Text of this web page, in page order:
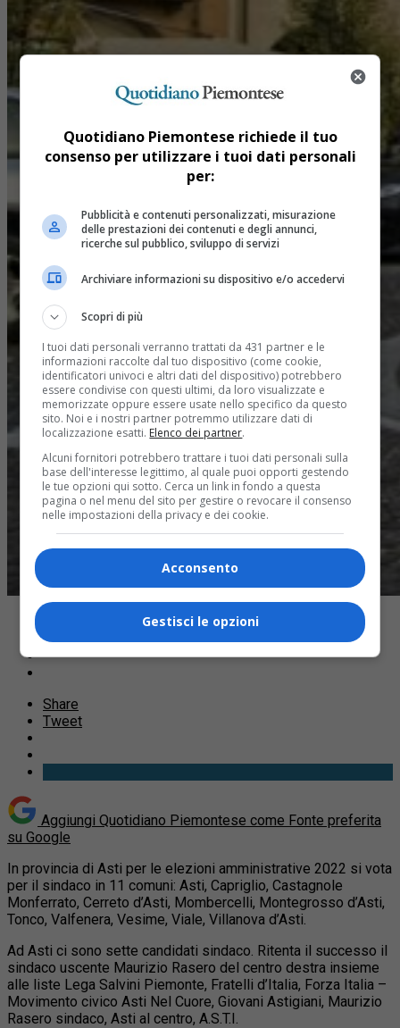
Share
Tweet
Aggiungi Quotidiano Piemontese come Fonte preferita
su Google
In provincia di Asti per le elezioni amministrative 2022 si vota
per il sindaco in 11 comuni: Asti, Capriglio, Castagnole
Monferrato, Cerreto d’Asti, Mombercelli, Montegrosso d’Asti,
Tonco, Valfenera, Vesime, Viale, Villanova d’Asti.
Ad Asti ci sono sette candidati sindaco. Ritenta il successo il
sindaco uscente Maurizio Rasero del centro destra insieme
alle liste Lega Salvini Piemonte, Fratelli d’Italia, Forza Italia –
Movimento civico Asti Nel Cuore, Giovani Astigiani, Maurizio
Rasero sindaco, Asti al centro, A.S.T.I.
Quotidiano Piemontese richiede il tuo
consenso per utilizzare i tuoi dati personali
per:
Pubblicità e contenuti personalizzati, misurazione
delle prestazioni dei contenuti e degli annunci,
ricerche sul pubblico, sviluppo di servizi
Archiviare informazioni su dispositivo e/o accedervi
Scopri di più
I tuoi dati personali verranno trattati da 431 partner e le
informazioni raccolte dal tuo dispositivo (come cookie,
identificatori univoci e altri dati del dispositivo) potrebbero
essere condivise con questi ultimi, da loro visualizzate e
memorizzate oppure essere usate nello specifico da questo
sito. Noi e i nostri partner potremmo utilizzare dati di
localizzazione esatti. Elenco dei partner.
Alcuni fornitori potrebbero trattare i tuoi dati personali sulla
base dell'interesse legittimo, al quale puoi opporti gestendo
le tue opzioni qui sotto. Cerca un link in fondo a questa
pagina o nel menu del sito per gestire o revocare il consenso
nelle impostazioni della privacy e dei cookie.
Acconsento
Gestisci le opzioni